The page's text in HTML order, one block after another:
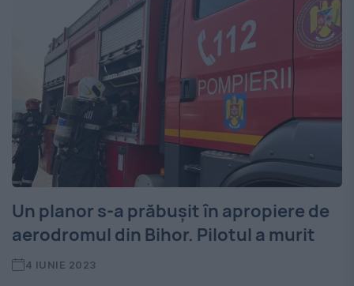
Un planor s-a prăbușit în apropiere de
aerodromul din Bihor. Pilotul a murit
4 IUNIE 2023